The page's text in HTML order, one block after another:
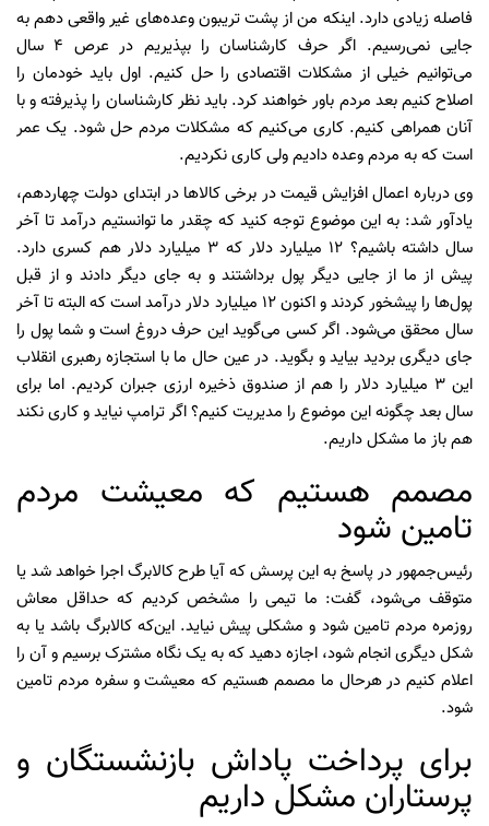
فاصله زیادی دارد. اینکه من از پشت تریبون وعده‌های غیر واقعی دهم به
جایی نمی‌رسیم. اگر حرف کارشناسان را بپذیریم در عرص ۴ سال
می‌توانیم خیلی از مشکلات اقتصادی را حل کنیم. اول باید خودمان را
اصلاح کنیم بعد مردم باور خواهند کرد. باید نظر کارشناسان را پذیرفته و با
آنان همراهی کنیم. کاری می‌کنیم که مشکلات مردم حل شود. یک عمر
است که به مردم وعده دادیم ولی کاری نکردیم.
وی درباره اعمال افزایش قیمت در برخی کالاها در ابتدای دولت چهاردهم،
یادآور شد: به این موضوع توجه کنید که چقدر ما توانستیم درآمد تا آخر
سال داشته باشیم؟ ۱۲ میلیارد دلار که ۳ میلیارد دلار هم کسری دارد.
پیش از ما از جایی دیگر پول برداشتند و به جای دیگر دادند و از قبل
پول‌ها را پیشخور کردند و اکنون ۱۲ میلیارد دلار درآمد است که البته تا آخر
سال محقق می‌شود. اگر کسی می‌گوید این حرف دروغ است و شما پول را
جای دیگری بردید بیاید و بگوید. در عین حال ما با استجازه رهبری انقلاب
این ۳ میلیارد دلار را هم از صندوق ذخیره ارزی جبران کردیم. اما برای
سال بعد چگونه این موضوع را مدیریت کنیم؟ اگر ترامپ نیاید و کاری نکند
هم باز ما مشکل داریم.
مصمم هستیم که معیشت مردم
تامین شود
رئیس‌جمهور در پاسخ به این پرسش که آیا طرح کالابرگ اجرا خواهد شد یا
متوقف می‌شود، گفت: ما تیمی را مشخص کردیم که حداقل معاش
روزمره مردم تامین شود و مشکلی پیش نیاید. این‌که کالابرگ باشد یا به
شکل دیگری انجام شود، اجازه دهید که به یک نگاه مشترک برسیم و آن را
اعلام کنیم در هرحال ما مصمم هستیم که معیشت و سفره مردم تامین
شود.
برای پرداخت پاداش بازنشستگان و
پرستاران مشکل داریم